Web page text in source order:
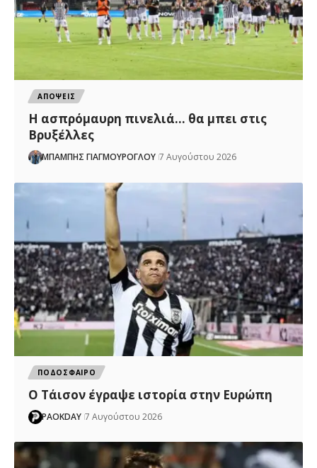
ΑΠΟΨΕΙΣ
Η ασπρόμαυρη πινελιά… θα μπει στις
Βρυξέλλες
ΜΠΑΜΠΗΣ ΓΙΑΓΜΟΥΡΟΓΛΟΥ 7 Αυγούστου 2026
ΠΟΔΟΣΦΑΙΡΟ
Ο Τάισον έγραψε ιστορία στην Ευρώπη
PAOKDAY 7 Αυγούστου 2026